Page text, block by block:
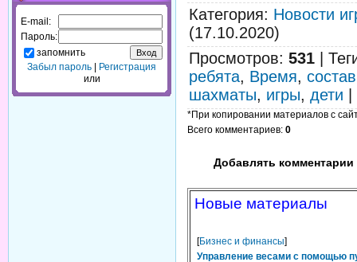
E-mail:
Пароль:
запомнить
Забыл пароль
Регистрация
или
Категория: Новости
(17.10.2020)
Просмотров: 531
ребята, Время, состав
шахматы, игры, дети
*При копировании материалов с
Всего комментариев: 0
Добавлять комментарии
Новые материалы
[Бизнес и финансы]
Управление весами с помощью